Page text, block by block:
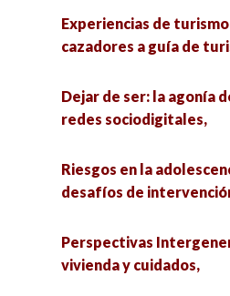
Experiencias de
cazadores a guía de
Dejar de ser: la agonía
redes sociodigitales,
Riesgos en la
desafíos de
Perspectivas
vivienda y cuidados,